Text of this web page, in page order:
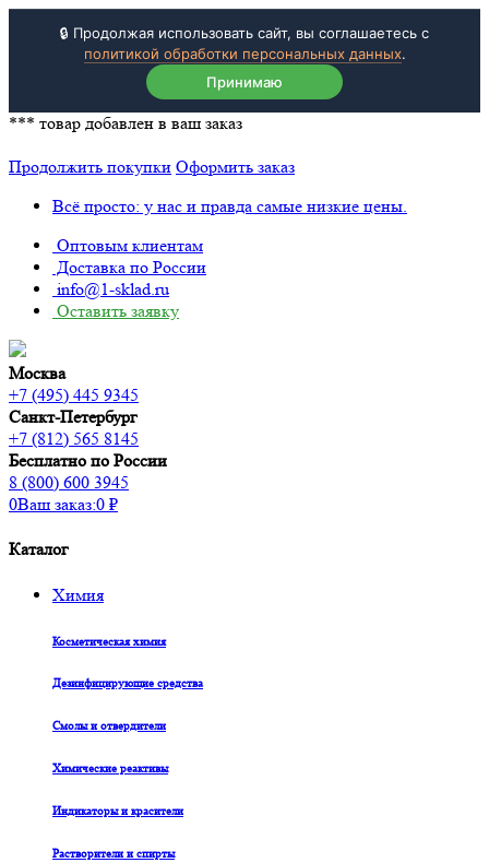
🔒 Продолжая использовать сайт, вы соглашаетесь с
политикой обработки персональных данных.
Принимаю
*** товар добавлен в ваш заказ
Продолжить покупки Оформить заказ
Всё просто: у нас и правда самые низкие цены.
Оптовым клиентам
Доставка по России
info@1-sklad.ru
Оставить заявку
Москва
+7 (495) 445 9345
Санкт-Петербург
+7 (812) 565 8145
Бесплатно по России
8 (800) 600 3945
0Ваш заказ:0 ₽
Каталог
Химия
Косметическая химия
Дезинфицирующие средства
Смолы и отвердители
Химические реактивы
Индикаторы и красители
Растворители и спирты